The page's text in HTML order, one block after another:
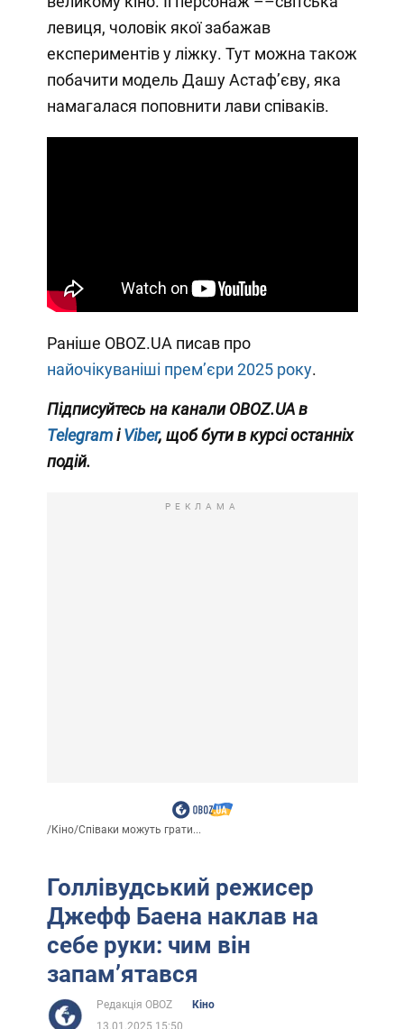
левиця, чоловік якої забажав
експериментів у ліжку. Тут можна також
побачити модель Дашу Астафʼєву, яка
намагалася поповнити лави співаків.
Раніше OBOZ.UA писав про
найочікуваніші премʼєри 2025 року.
Підписуйтесь на канали OBOZ.UA в
TelegramіViber, щоб бути в курсі останніх
подій.
РЕКЛАМА
/Кіно/Співаки можуть грати...
Голлівудський режисер
Джефф Баена наклав на
себе руки: чим він
запамʼятався
Редакція OBOZ
Кіно
13.01.2025 15:50